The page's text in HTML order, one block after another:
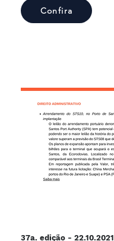
Confira
37a. edição - 22.10.2021